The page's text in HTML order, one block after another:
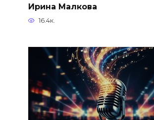
Ирина Малкова
16.4к.